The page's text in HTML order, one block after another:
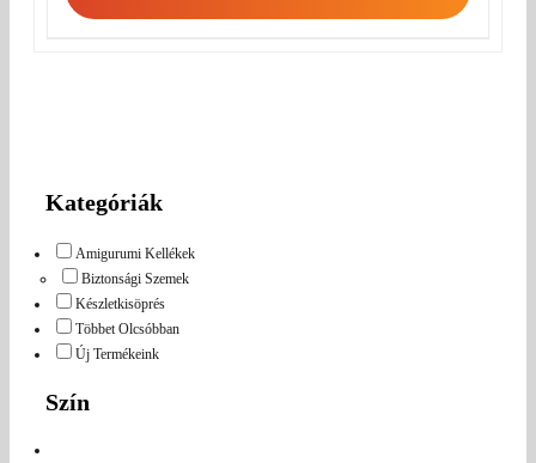
Kategóriák
Amigurumi Kellékek
Biztonsági Szemek
Készletkisöprés
Többet Olcsóbban
Új Termékeink
Szín